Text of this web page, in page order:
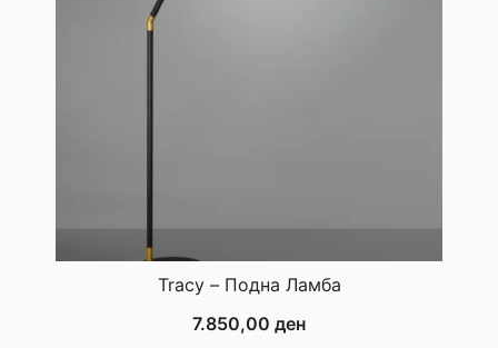
Tracy – Подна Ламба
7.850,00 ден